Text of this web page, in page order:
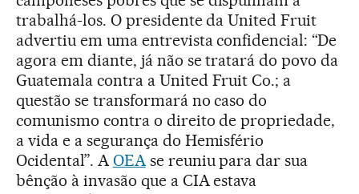
trabalhá-los. O presidente da United Fruit
advertiu em uma entrevista confidencial: “De
agora em diante, já não se tratará do povo da
Guatemala contra a United Fruit Co.; a
questão se transformará no caso do
comunismo contra o direito de propriedade,
a vida e a segurança do Hemisfério
Ocidental”. A OEAse reuniu para dar sua
bênção à invasão que a CIA estava